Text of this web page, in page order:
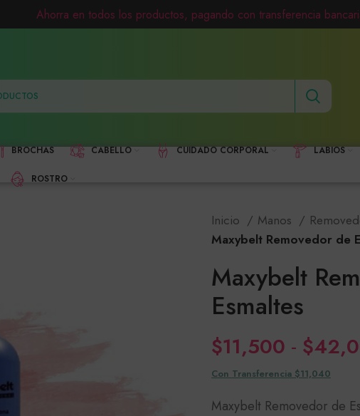
BROCHAS CABELLO CUIDADO CORPORAL LABIOS
ROSTRO
Inicio Manos
Maxybelt Removedor de
Maxybelt
Esmaltes
$11,500 - $
Con Transferencia $11,040
Maxybelt Removedor de
Ahorra en todos los productos, pagando con transferencia